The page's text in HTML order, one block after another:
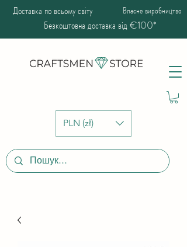
PLN (zł)
Доставка по всьому світу Власне виробництво
Безкоштовна доставка від €100*